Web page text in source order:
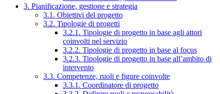
3. Pianificazione, gestione e strategia
3.1. Obiettivi del progetto
3.2. Tipologie di progetti
3.2.1. Tipologie di progetto in base agli attori
coinvolti nel servizio
3.2.2. Tipologie di progetto in base al focus
3.2.3. Tipologie di progetto in base all’ambito di
intervento
3.3. Competenze, ruoli e figure coinvolte
3.3.1. Coordinatore di progetto